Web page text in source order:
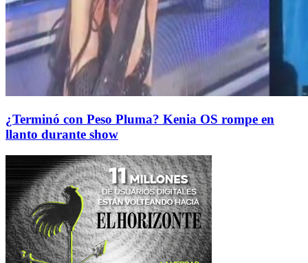
¿Terminó con Peso Pluma? Kenia OS rompe en
llanto durante show